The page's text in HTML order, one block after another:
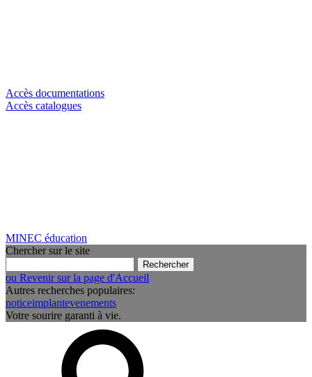
Accès documentations
Accès catalogues
MINEC éducation
Chercher sur le site
ou Revenir sur la page d'Accueil
Autres recherches populaires:
noticeimplantevenements
Votre sourire garanti à vie.